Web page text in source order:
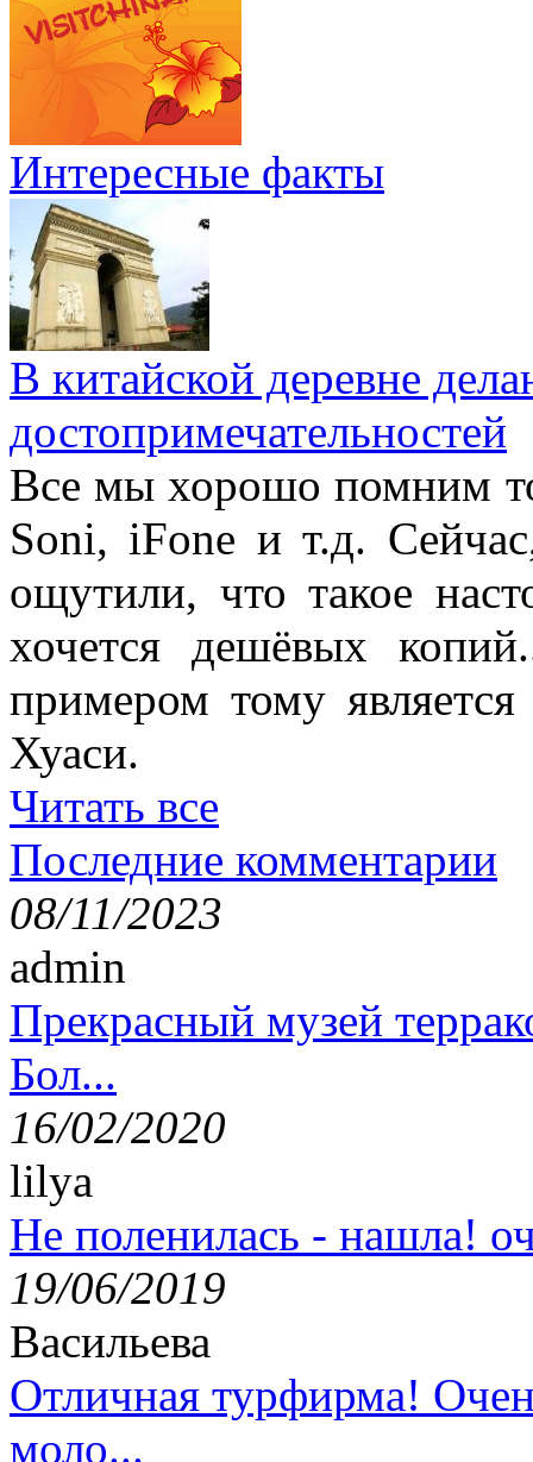
Интересные факты
В китайской деревне
достопримечательностей
Все мы хорошо помним
Soni, iFone и т.д.
ощутили, что такое
хочется дешёвых
примером тому является
Хуаси.
Читать все
Последние комментарии
08/11/2023
admin
Прекрасный музей
Бол...
16/02/2020
lilya
Не поленилась - нашла!
19/06/2019
Васильева
Отличная турфирма!
моло...